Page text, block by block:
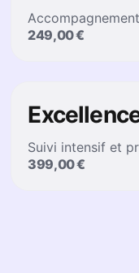
249,00 €
Suivi intensif et
399,00 €